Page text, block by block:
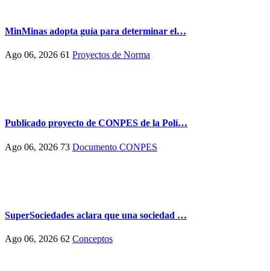
MinMinas adopta guía para determinar el…
Ago 06, 2026 61 Proyectos de Norma
Publicado proyecto de CONPES de la Polí…
Ago 06, 2026 73 Documento CONPES
SuperSociedades aclara que una sociedad …
Ago 06, 2026 62 Conceptos